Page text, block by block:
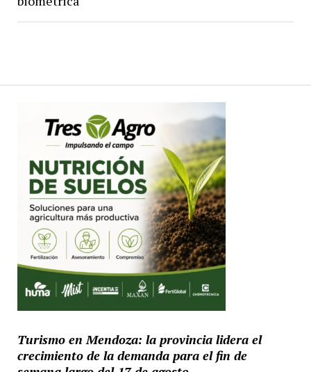
Turismo en Mendoza: la provincia lidera el
crecimiento de la demanda para el fin de